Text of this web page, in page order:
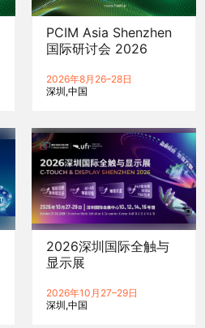
PCIM Asia Shenzhen
国际研讨会 2026
2026年8月26–28日
深圳 中国
2026深圳国际全触与
显示展
2026年10月27–29日
深圳 中国